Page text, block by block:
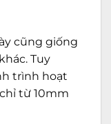
cũng giống
Tuy
trình hoạt
từ 10mm